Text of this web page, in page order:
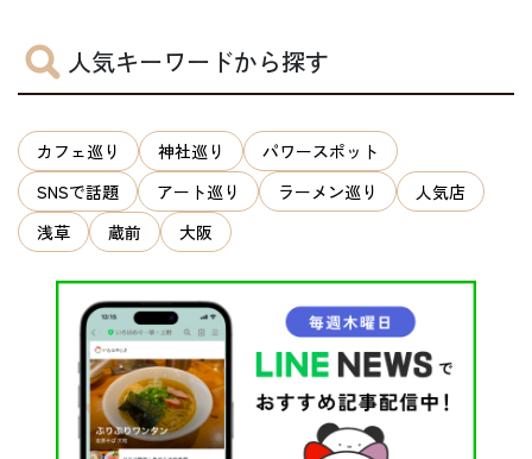
人気キーワードから探す
カフェ巡り 神社巡り
パワースポット
SNSで話題
アート巡り ラーメン巡り
人気店
浅草
蔵前 大阪